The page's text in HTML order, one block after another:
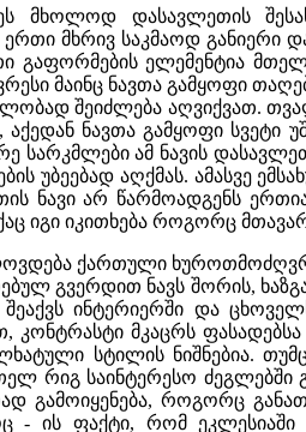
მხოლოდ დასავლეთის
ერთი მხრივ საკმაოდ
ელემენტია
მაინც ნავთა გამყოფი
შეიძლება აღვიქვათ.
ნავთა გამყოფი სვეტი
სარკმლები ამ ნავის
უბეებად აღქმას. ამასვე
ნავი არ წარმოადგენს
იგი იკითხება როგორც
ქართული
გვერდით ნავს შორის,
ინტერიერში და
კონტრასტი მკაცრს
სტილის ნიშნებია.
რიგ საინტერესო ძეგლებში
გამოიყენება, როგორც
- ის ფაქტი, რომ